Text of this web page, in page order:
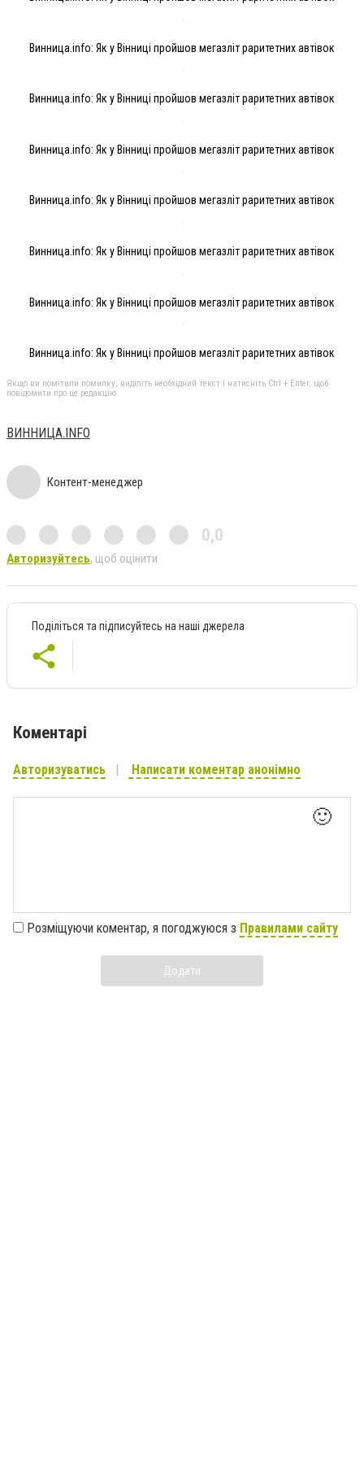
Винница.info: Як у Вінниці пройшов мегазліт раритетних автівок
Винница.info: Як у Вінниці пройшов мегазліт раритетних автівок
Винница.info: Як у Вінниці пройшов мегазліт раритетних автівок
Винница.info: Як у Вінниці пройшов мегазліт раритетних автівок
Винница.info: Як у Вінниці пройшов мегазліт раритетних автівок
Винница.info: Як у Вінниці пройшов мегазліт раритетних автівок
Винница.info: Як у Вінниці пройшов мегазліт раритетних автівок
Якщо ви помітили помилку, виділіть необхідний текст і натисніть Ctrl + Enter, щоб
повідомити про це редакцію
ВИННИЦА.INFO
Контент-менеджер
0,0
Авторизуйтесь, щоб оцінити
Поділіться та підписуйтесь на наші джерела
Коментарі
Авторизуватись Написати коментар анонімно
🙂
Розміщуючи коментар, я погоджуюся з Правилами сайту
Додати